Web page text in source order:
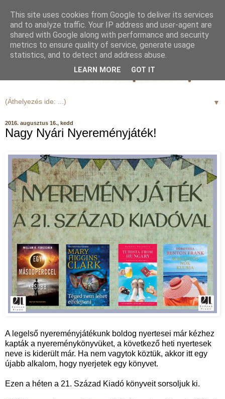
▼
2016. augusztus 16., kedd
Nagy Nyári Nyereményjáték!
A legelső nyereményjátékunk boldog nyertesei már kézhez
kapták a nyereménykönyvüket, a következő heti nyertesek
neve is kiderült már. Ha nem vagytok köztük, akkor itt egy
újabb alkalom, hogy nyerjetek egy könyvet.
Ezen a héten a 21. Század Kiadó könyveit sorsoljuk ki.
This site uses cookies from Google to deliver its services
and to analyze traffic. Your IP address and user-agent are
shared with Google along with performance and security
metrics to ensure quality of service, generate usage
statistics, and to detect and address abuse.
LEARN MORE GOT IT